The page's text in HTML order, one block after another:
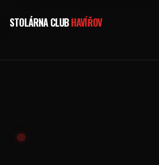
STOLÁRNA CLUBHAVÍŘOV